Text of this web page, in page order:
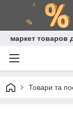
маркет товаров
Товари та